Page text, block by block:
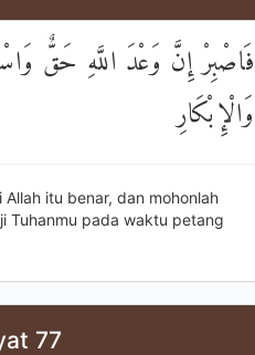
فَاصْبِرْ إِنَّ وَعْدَ اللَّهِ حَقٌّ
وَالْإِبْكَارِ
itu benar, dan mohonlah
Tuhanmu pada waktu petang
77